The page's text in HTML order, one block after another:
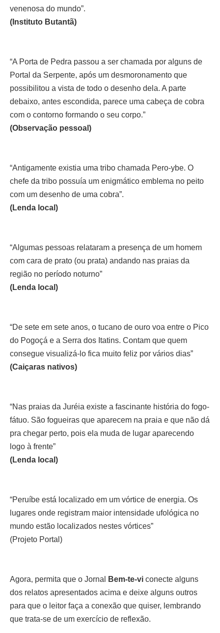
venenosa do mundo”.
(Instituto Butantã)
“A Porta de Pedra passou a ser chamada por alguns de
Portal da Serpente, após um desmoronamento que
possibilitou a vista de todo o desenho dela. A parte
debaixo, antes escondida, parece uma cabeça de cobra
com o contorno formando o seu corpo.”
(Observação pessoal)
“Antigamente existia uma tribo chamada Pero-ybe. O
chefe da tribo possuía um enigmático emblema no peito
com um desenho de uma cobra”.
(Lenda local)
“Algumas pessoas relataram a presença de um homem
com cara de prato (ou prata) andando nas praias da
região no período noturno”
(Lenda local)
“De sete em sete anos, o tucano de ouro voa entre o Pico
do Pogoçá e a Serra dos Itatins. Contam que quem
consegue visualizá-lo fica muito feliz por vários dias”
(Caiçaras nativos)
“Nas praias da Juréia existe a fascinante história do fogo-
fátuo. São fogueiras que aparecem na praia e que não dá
pra chegar perto, pois ela muda de lugar aparecendo
logo à frente”
(Lenda local)
“Peruíbe está localizado em um vórtice de energia. Os
lugares onde registram maior intensidade ufológica no
mundo estão localizados nestes vórtices”
(Projeto Portal)
Agora, permita que o Jornal Bem-te-vi conecte alguns
dos relatos apresentados acima e deixe alguns outros
para que o leitor faça a conexão que quiser, lembrando
que trata-se de um exercício de reflexão.